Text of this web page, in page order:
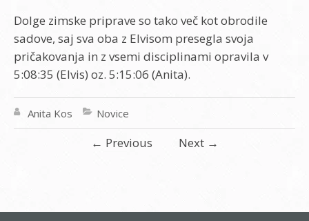
Dolge zimske priprave so tako več kot obrodile
sadove, saj sva oba z Elvisom presegla svoja
pričakovanja in z vsemi disciplinami opravila v
5:08:35 (Elvis) oz. 5:15:06 (Anita).
Anita Kos Novice
← Previous Next →